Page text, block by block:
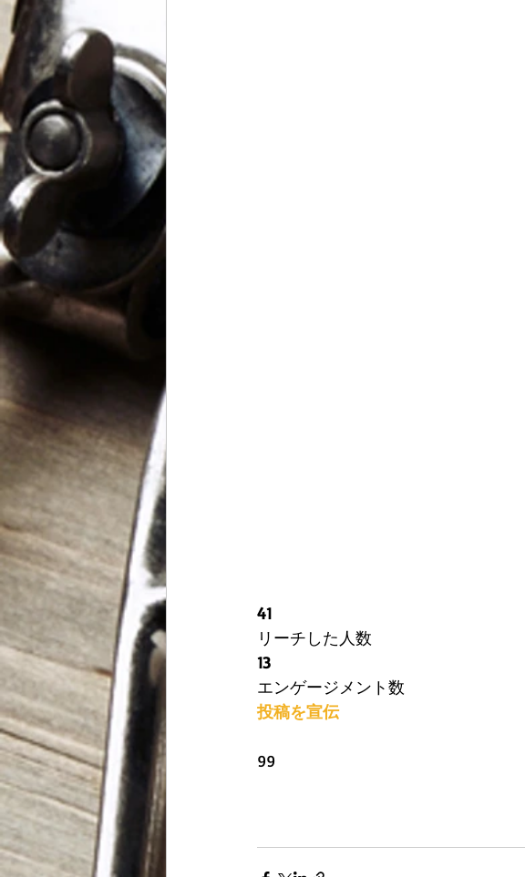
41
リーチした人数
13
エンゲージメント数
投稿を宣伝
99